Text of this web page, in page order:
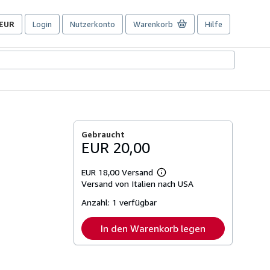
EUR
Login Nutzerkonto Warenkorb Hilfe
Gebraucht
EUR 20,00
EUR 18,00 Versand
Weitere
Informationen
Versand von Italien nach USA
Anzahl: 1 verfügbar
In den Warenkorb legen